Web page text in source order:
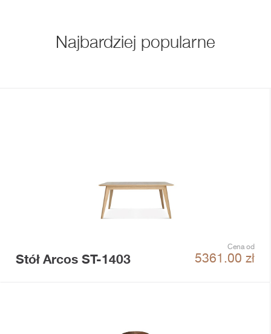
Najbardziej popularne
Stół Arcos ST-1403
Cena od
5361.00 zł